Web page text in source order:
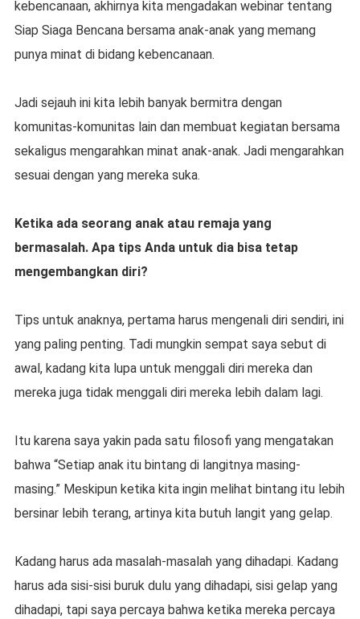
kebencanaan, akhirnya kita mengadakan webinar tentang
Siap Siaga Bencana bersama anak-anak yang memang
punya minat di bidang kebencanaan.
Jadi sejauh ini kita lebih banyak bermitra dengan
komunitas-komunitas lain dan membuat kegiatan bersama
sekaligus mengarahkan minat anak-anak. Jadi mengarahkan
sesuai dengan yang mereka suka.
Ketika ada seorang anak atau remaja yang
bermasalah. Apa tips Anda untuk dia bisa tetap
mengembangkan diri?
Tips untuk anaknya, pertama harus mengenali diri sendiri, ini
yang paling penting. Tadi mungkin sempat saya sebut di
awal, kadang kita lupa untuk menggali diri mereka dan
mereka juga tidak menggali diri mereka lebih dalam lagi.
Itu karena saya yakin pada satu filosofi yang mengatakan
bahwa “Setiap anak itu bintang di langitnya masing-
masing.” Meskipun ketika kita ingin melihat bintang itu lebih
bersinar lebih terang, artinya kita butuh langit yang gelap.
Kadang harus ada masalah-masalah yang dihadapi. Kadang
harus ada sisi-sisi buruk dulu yang dihadapi, sisi gelap yang
dihadapi, tapi saya percaya bahwa ketika mereka percaya